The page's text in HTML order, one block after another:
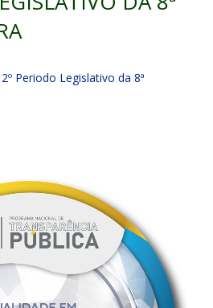
Periodo Legislativo da 8ª